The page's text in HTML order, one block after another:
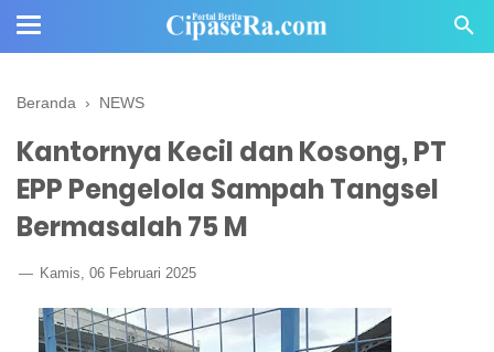
Beranda › NEWS
Kantornya Kecil dan Kosong, PT
EPP Pengelola Sampah Tangsel
Bermasalah 75 M
Kamis, 06 Februari 2025